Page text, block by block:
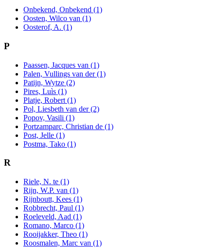
Onbekend, Onbekend (1)
Oosten, Wilco van (1)
Oosterof, A. (1)
P
Paassen, Jacques van (1)
Palen, Vullings van der (1)
Patijn, Wytze (2)
Pires, Luìs (1)
Platje, Robert (1)
Pol, Liesbeth van der (2)
Popov, Vasili (1)
Portzamparc, Christian de (1)
Post, Jelle (1)
Postma, Tako (1)
R
Riele, N. te (1)
Rijn, W.P. van (1)
Rijnboutt, Kees (1)
Robbrecht, Paul (1)
Roeleveld, Aad (1)
Romano, Marco (1)
Rooijakker, Theo (1)
Roosmalen, Marc van (1)